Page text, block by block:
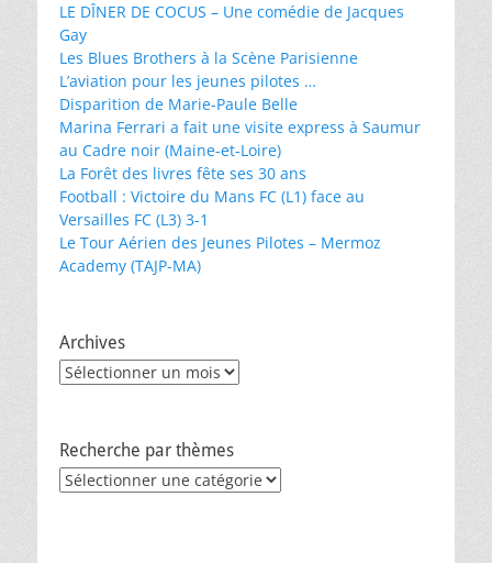
LE DÎNER DE COCUS – Une comédie de Jacques
Gay
Les Blues Brothers à la Scène Parisienne
L’aviation pour les jeunes pilotes …
Disparition de Marie-Paule Belle
Marina Ferrari a fait une visite express à Saumur
au Cadre noir (Maine-et-Loire)
La Forêt des livres fête ses 30 ans
Football : Victoire du Mans FC (L1) face au
Versailles FC (L3) 3-1
Le Tour Aérien des Jeunes Pilotes – Mermoz
Academy (TAJP-MA)
Archives
Archives
Recherche par thèmes
Recherche